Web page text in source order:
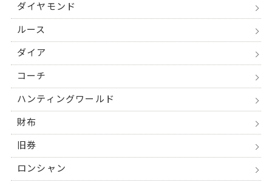
ダイヤモンド
ルース
ダイア
コーチ
ハンティングワールド
財布
旧券
ロンシャン